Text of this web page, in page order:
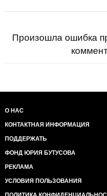
Произошла ошибка
О НАС
КОНТАКТНАЯ ИНФОРМАЦИЯ
ПОДДЕРЖАТЬ
ФОНД ЮРИЯ БУТУСОВА
РЕКЛАМА
УСЛОВИЯ ПОЛЬЗОВАНИЯ